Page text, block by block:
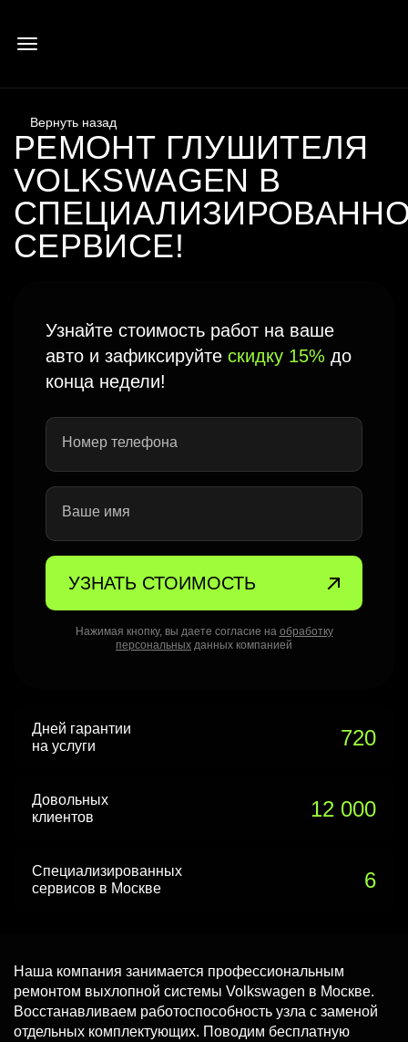
РЕМОНТ ГЛУШИТЕЛЯ
VOLKSWAGEN В
СЕРВИСЕ!
Узнайте стоимость работ на ваше
авто и зафиксируйте скидку 15% до
конца недели!
Номер телефона
Ваше имя
УЗНАТЬ СТОИМОСТЬ
Нажимая кнопку, вы даете согласие на обработку
персональных данных компанией
720
Дней гарантии
на услуги
12 000
Довольных
клиентов
6
Специализированных
сервисов в Москве
Наша компания занимается профессиональным
ремонтом выхлопной системы Volkswagen в Москве.
Восстанавливаем работоспособность узла с заменой
отдельных комплектующих. Поводим бесплатную